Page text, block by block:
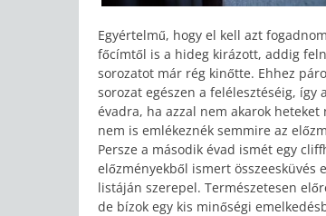
Egyértelmű, hogy el kell azt
főcímtől is a hideg kirázott, addig
sorozatot már rég kinőtte. Ehhez
sorozat egészen a felélesztéséig,
évadra, ha azzal nem akarok
nem is emlékeznék semmire az
Persze a második évad ismét egy
előzményekből ismert
listáján szerepel. Természetesen
de bízok egy kis minőségi